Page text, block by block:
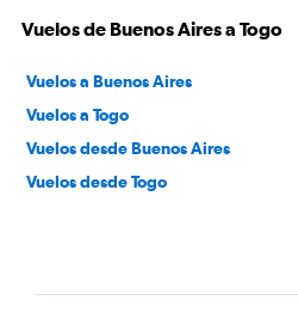
Vuelos de Buenos Aires a Togo
Vuelos a Buenos Aires
Vuelos a Togo
Vuelos desde Buenos Aires
Vuelos desde Togo